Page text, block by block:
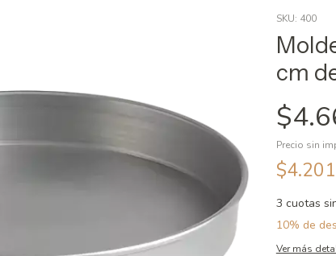
SKU: 400
cm
Precio sin
3 cuotas
10% de
Ver más